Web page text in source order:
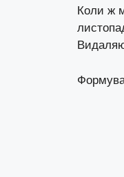
Коли ж